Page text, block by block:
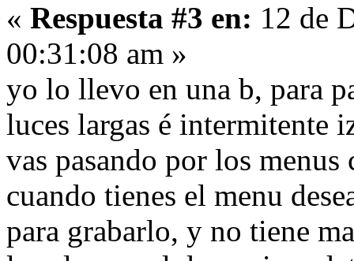
« Respuesta #3 en: 12 de
00:31:08 am »
yo lo llevo en una b, para
luces largas é intermitente
vas pasando por los
cuando tienes el menu
para grabarlo, y no tiene